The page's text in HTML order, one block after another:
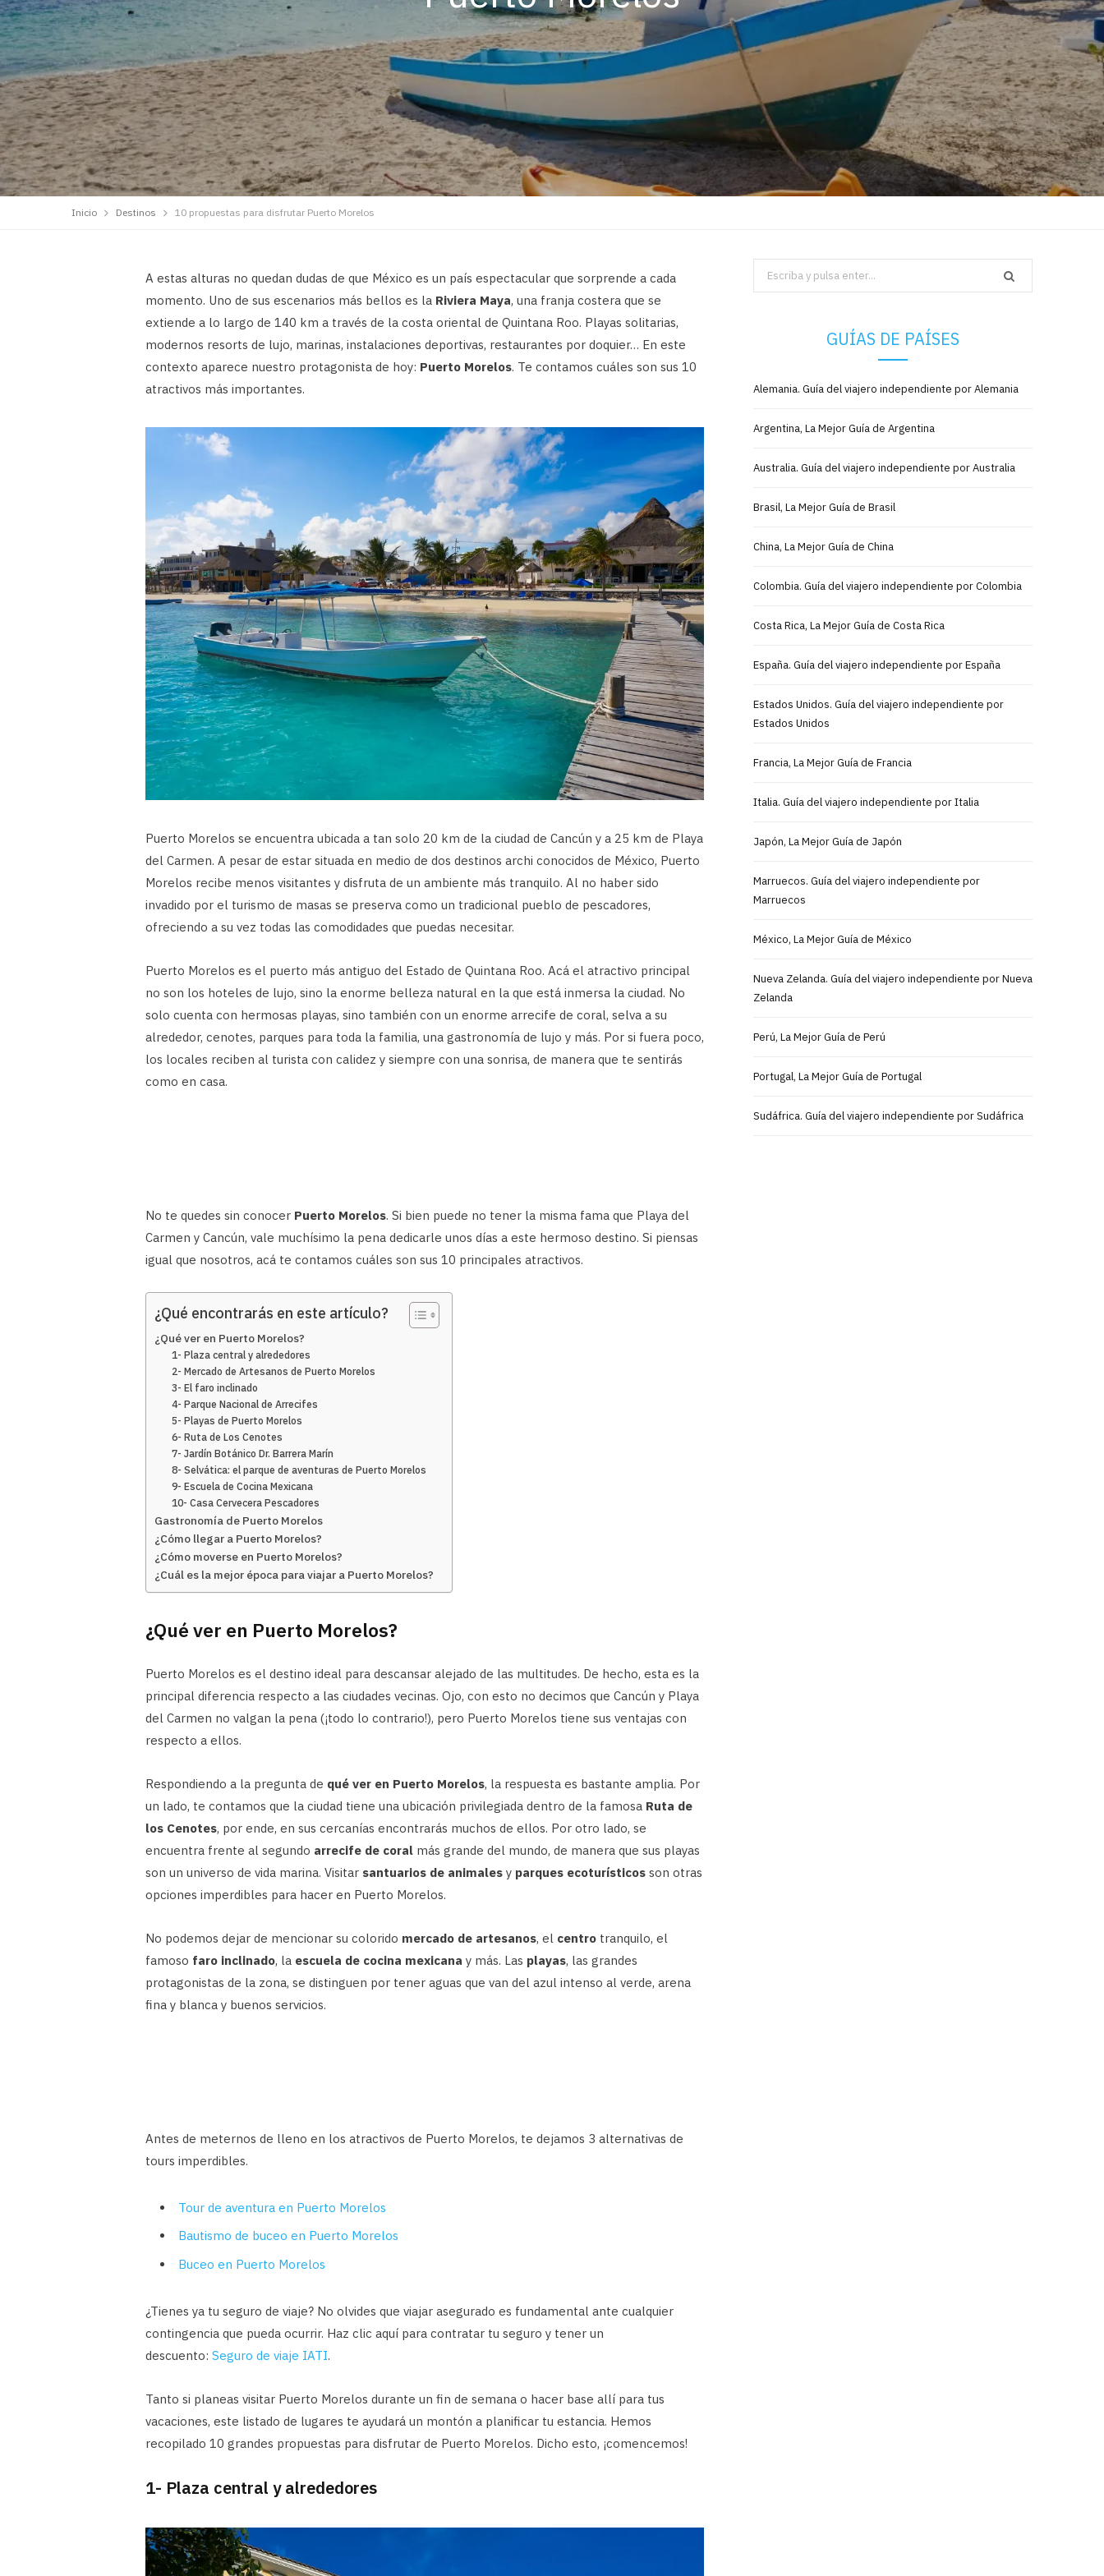
Inicio Destinos 10 propuestas para disfrutar Puerto Morelos
A estas alturas no quedan dudas de que México es un país espectacular que sorprende a cada
momento. Uno de sus escenarios más bellos es la Riviera Maya, una franja costera que se
extiende a lo largo de 140 km a través de la costa oriental de Quintana Roo. Playas solitarias,
modernos resorts de lujo, marinas, instalaciones deportivas, restaurantes por doquier… En este
contexto aparece nuestro protagonista de hoy: Puerto Morelos. Te contamos cuáles son sus 10
atractivos más importantes.
Puerto Morelos se encuentra ubicada a tan solo 20 km de la ciudad de Cancún y a 25 km de Playa
del Carmen. A pesar de estar situada en medio de dos destinos archi conocidos de México, Puerto
Morelos recibe menos visitantes y disfruta de un ambiente más tranquilo. Al no haber sido
invadido por el turismo de masas se preserva como un tradicional pueblo de pescadores,
ofreciendo a su vez todas las comodidades que puedas necesitar.
Puerto Morelos es el puerto más antiguo del Estado de Quintana Roo. Acá el atractivo principal
no son los hoteles de lujo, sino la enorme belleza natural en la que está inmersa la ciudad. No
solo cuenta con hermosas playas, sino también con un enorme arrecife de coral, selva a su
alrededor, cenotes, parques para toda la familia, una gastronomía de lujo y más. Por si fuera poco,
los locales reciben al turista con calidez y siempre con una sonrisa, de manera que te sentirás
como en casa.
No te quedes sin conocer Puerto Morelos. Si bien puede no tener la misma fama que Playa del
Carmen y Cancún, vale muchísimo la pena dedicarle unos días a este hermoso destino. Si piensas
igual que nosotros, acá te contamos cuáles son sus 10 principales atractivos.
¿Qué encontrarás en este artículo?
¿Qué ver en Puerto Morelos?
1- Plaza central y alrededores
2- Mercado de Artesanos de Puerto Morelos
3- El faro inclinado
4- Parque Nacional de Arrecifes
5- Playas de Puerto Morelos
6- Ruta de Los Cenotes
7- Jardín Botánico Dr. Barrera Marín
8- Selvática: el parque de aventuras de Puerto Morelos
9- Escuela de Cocina Mexicana
10- Casa Cervecera Pescadores
Gastronomía de Puerto Morelos
¿Cómo llegar a Puerto Morelos?
¿Cómo moverse en Puerto Morelos?
¿Cuál es la mejor época para viajar a Puerto Morelos?
¿Qué ver en Puerto Morelos?
Puerto Morelos es el destino ideal para descansar alejado de las multitudes. De hecho, esta es la
principal diferencia respecto a las ciudades vecinas. Ojo, con esto no decimos que Cancún y Playa
del Carmen no valgan la pena (¡todo lo contrario!), pero Puerto Morelos tiene sus ventajas con
respecto a ellos.
Respondiendo a la pregunta de qué ver en Puerto Morelos, la respuesta es bastante amplia. Por
un lado, te contamos que la ciudad tiene una ubicación privilegiada dentro de la famosa Ruta de
los Cenotes, por ende, en sus cercanías encontrarás muchos de ellos. Por otro lado, se
encuentra frente al segundo arrecife de coral más grande del mundo, de manera que sus playas
son un universo de vida marina. Visitar santuarios de animales y parques ecoturísticos son otras
opciones imperdibles para hacer en Puerto Morelos.
No podemos dejar de mencionar su colorido mercado de artesanos, el centro tranquilo, el
famoso faro inclinado, la escuela de cocina mexicana y más. Las playas, las grandes
protagonistas de la zona, se distinguen por tener aguas que van del azul intenso al verde, arena
fina y blanca y buenos servicios.
Antes de meternos de lleno en los atractivos de Puerto Morelos, te dejamos 3 alternativas de
tours imperdibles.
Tour de aventura en Puerto Morelos
Bautismo de buceo en Puerto Morelos
Buceo en Puerto Morelos
¿Tienes ya tu seguro de viaje? No olvides que viajar asegurado es fundamental ante cualquier
contingencia que pueda ocurrir. Haz clic aquí para contratar tu seguro y tener un
descuento: Seguro de viaje IATI.
Tanto si planeas visitar Puerto Morelos durante un fin de semana o hacer base allí para tus
vacaciones, este listado de lugares te ayudará un montón a planificar tu estancia. Hemos
recopilado 10 grandes propuestas para disfrutar de Puerto Morelos. Dicho esto, ¡comencemos!
1- Plaza central y alrededores
Search
for:
GUÍAS DE PAÍSES
Alemania. Guía del viajero independiente por Alemania
Argentina, La Mejor Guía de Argentina
Australia. Guía del viajero independiente por Australia
Brasil, La Mejor Guía de Brasil
China, La Mejor Guía de China
Colombia. Guía del viajero independiente por Colombia
Costa Rica, La Mejor Guía de Costa Rica
España. Guía del viajero independiente por España
Estados Unidos. Guía del viajero independiente por
Estados Unidos
Francia, La Mejor Guía de Francia
Italia. Guía del viajero independiente por Italia
Japón, La Mejor Guía de Japón
Marruecos. Guía del viajero independiente por
Marruecos
México, La Mejor Guía de México
Nueva Zelanda. Guía del viajero independiente por Nueva
Zelanda
Perú, La Mejor Guía de Perú
Portugal, La Mejor Guía de Portugal
Sudáfrica. Guía del viajero independiente por Sudáfrica